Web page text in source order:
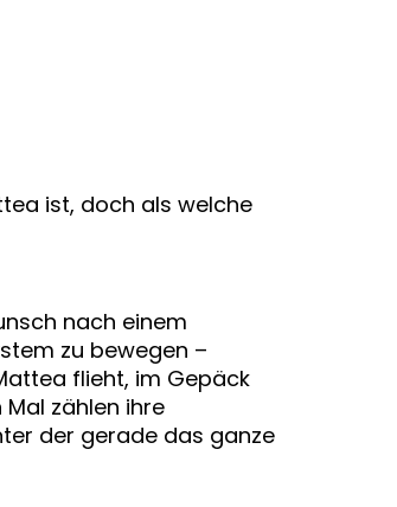
ist, doch als welche
nach einem
zu bewegen –
flieht, im Gepäck
zählen ihre
der gerade das ganze